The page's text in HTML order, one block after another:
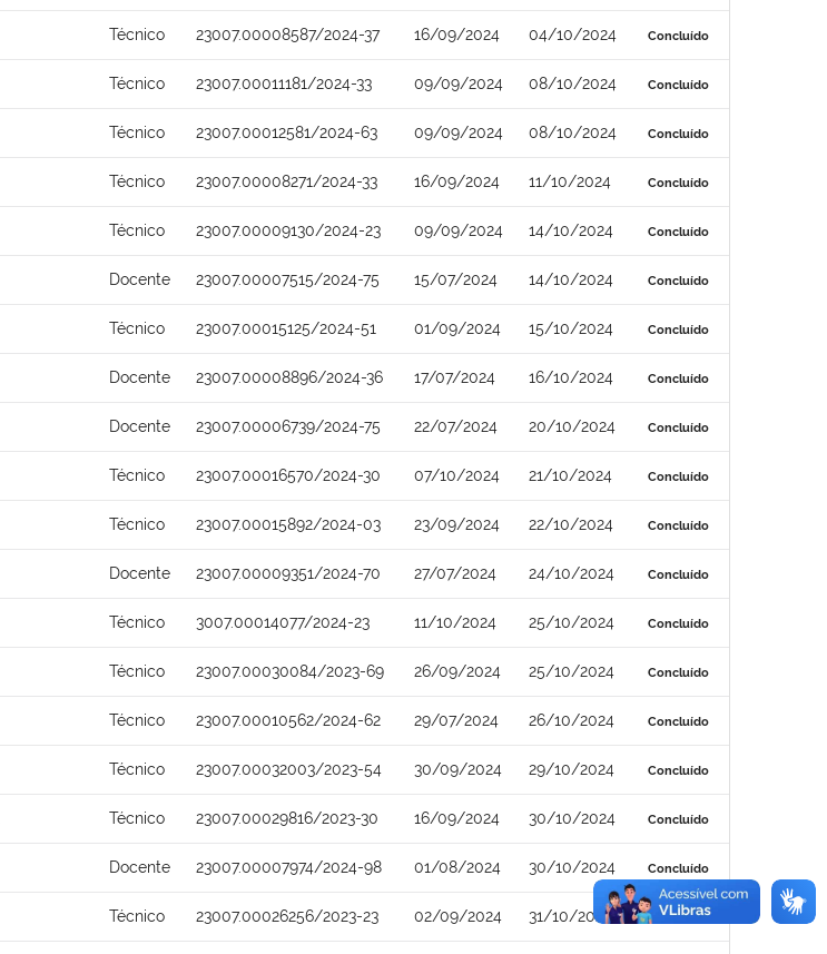
Técnico 23007.00008587/2024-37 16/09/2024 04/10/2024 Concluído
Técnico 23007.00011181/2024-33 09/09/2024 08/10/2024 Concluído
Técnico 23007.00012581/2024-63 09/09/2024 08/10/2024 Concluído
Técnico 23007.00008271/2024-33 16/09/2024 11/10/2024 Concluído
Técnico 23007.00009130/2024-23 09/09/2024 14/10/2024 Concluído
Docente 23007.00007515/2024-75 15/07/2024 14/10/2024 Concluído
Técnico 23007.00015125/2024-51 01/09/2024 15/10/2024 Concluído
Docente 23007.00008896/2024-36 17/07/2024 16/10/2024 Concluído
Docente 23007.00006739/2024-75 22/07/2024 20/10/2024 Concluído
Técnico 23007.00016570/2024-30 07/10/2024 21/10/2024 Concluído
Técnico 23007.00015892/2024-03 23/09/2024 22/10/2024 Concluído
Docente 23007.00009351/2024-70 27/07/2024 24/10/2024 Concluído
Técnico 3007.00014077/2024-23 11/10/2024 25/10/2024 Concluído
Técnico 23007.00030084/2023-69 26/09/2024 25/10/2024 Concluído
Técnico 23007.00010562/2024-62 29/07/2024 26/10/2024 Concluído
Técnico 23007.00032003/2023-54 30/09/2024 29/10/2024 Concluído
Técnico 23007.00029816/2023-30 16/09/2024 30/10/2024 Concluído
Docente 23007.00007974/2024-98 01/08/2024 30/10/2024 Concluído
Técnico 23007.00026256/2023-23 02/09/2024 31/10/2024 Concluído